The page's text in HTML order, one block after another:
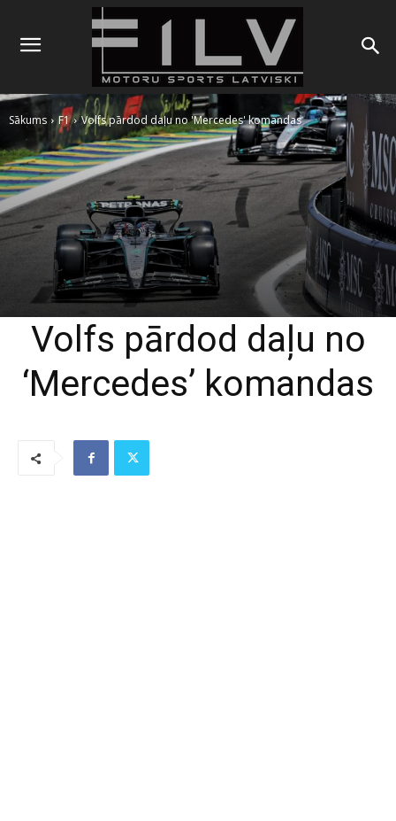
Sākums F1 Volfs pārdod daļu no 'Mercedes' komandas
Volfs pārdod daļu no
‘Mercedes’ komandas